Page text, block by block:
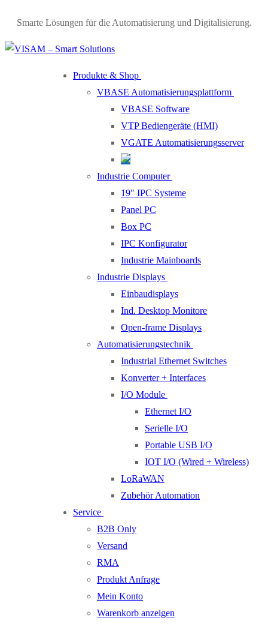
Smarte Lösungen für die Automatisierung und Digitalisierung.
Produkte & Shop
VBASE Automatisierungsplattform
VBASE Software
VTP Bediengeräte (HMI)
VGATE Automatisierungsserver
Industrie Computer
19″ IPC Systeme
Panel PC
Box PC
IPC Konfigurator
Industrie Mainboards
Industrie Displays
Einbaudisplays
Ind. Desktop Monitore
Open-frame Displays
Automatisierungstechnik
Industrial Ethernet Switches
Konverter + Interfaces
I/O Module
Ethernet I/O
Serielle I/O
Portable USB I/O
IOT I/O (Wired + Wireless)
LoRaWAN
Zubehör Automation
Service
B2B Only
Versand
RMA
Produkt Anfrage
Mein Konto
Warenkorb anzeigen